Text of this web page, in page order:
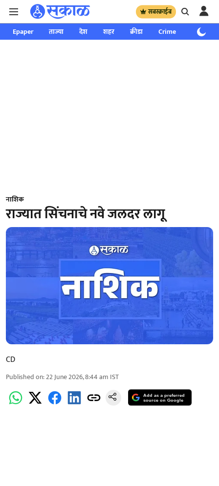
सबस्क्राईब
Epaper ताज्या देश शहर क्रीडा Crime साप्ताहिक
नाशिक
राज्यात सिंचनाचे नवे जलदर लागू
CD
Published on:22 June 2026, 8:44 am IST
Add as a preferred
source on Google